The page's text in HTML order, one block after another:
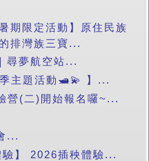
期限定活動】原住民族
排灣族三寶...
尋夢航空站...
季主題活動🛥️💫 】...
營(二)開始報名囉~...
...
】 2026插秧體驗...